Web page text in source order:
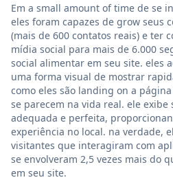
Em a small amount of time de se
eles foram capazes de grow seus
(mais de 600 contatos reais) e ter
mídia social para mais de 6.000
social alimentar em seu site. eles
uma forma visual de mostrar
como eles são landing on a
se parecem na vida real. ele
adequada e perfeita,
experiência no local. na verdade,
visitantes que interagiram com
se envolveram 2,5 vezes mais do
em seu site.